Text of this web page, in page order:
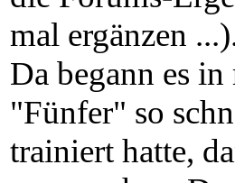
mal ergänzen
Da begann es
"Fünfer" so
trainiert hatte,